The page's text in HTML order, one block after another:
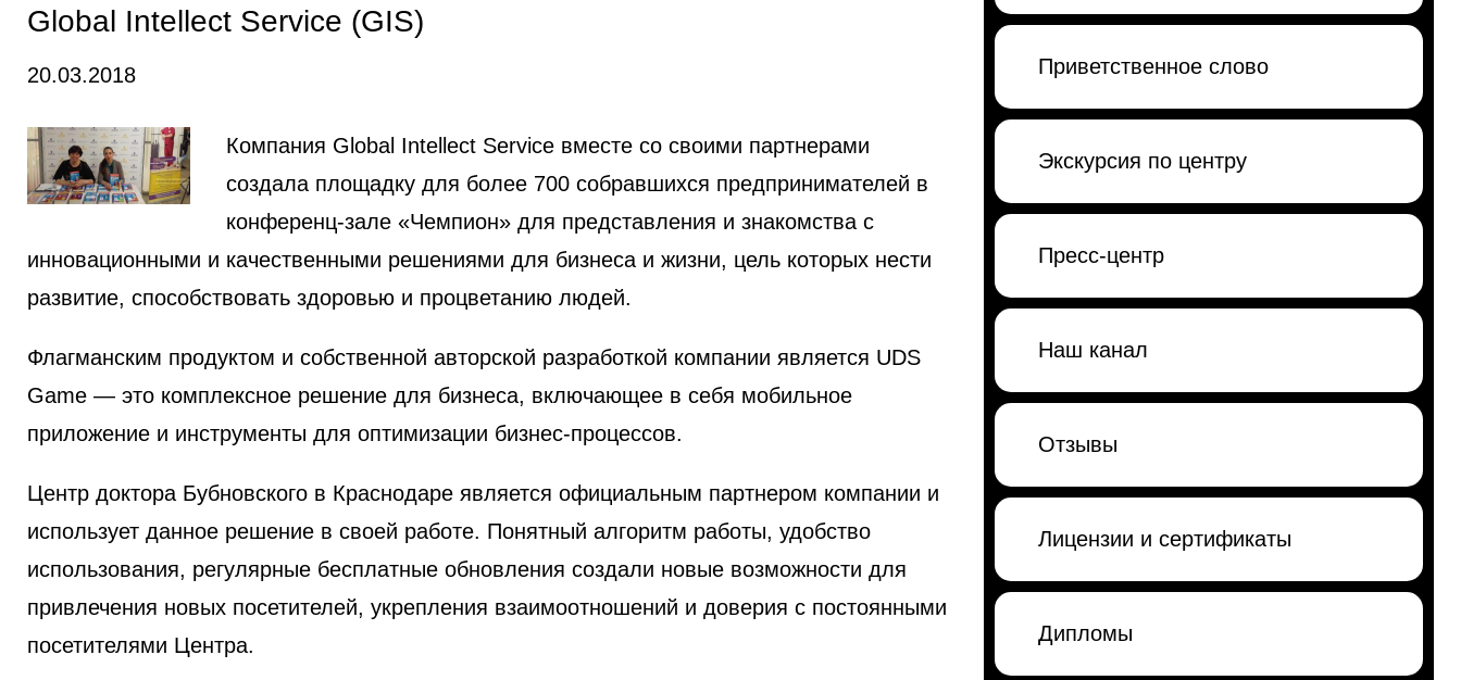
Приветственное слово
Экскурсия по центру
Пресс-центр
Наш канал
Отзывы
Лицензии и сертификаты
Дипломы
Global Intellect Service (GIS)
20.03.2018
Компания Global Intellect Service вместе со своими партнерами
создала площадку для более 700 собравшихся предпринимателей в
конференц-зале «Чемпион» для представления и знакомства с
инновационными и качественными решениями для бизнеса и жизни, цель которых нести
развитие, способствовать здоровью и процветанию людей.
Флагманским продуктом и собственной авторской разработкой компании является UDS
Game — это комплексное решение для бизнеса, включающее в себя мобильное
приложение и инструменты для оптимизации бизнес-процессов.
Центр доктора Бубновского в Краснодаре является официальным партнером компании и
использует данное решение в своей работе. Понятный алгоритм работы, удобство
использования, регулярные бесплатные обновления создали новые возможности для
привлечения новых посетителей, укрепления взаимоотношений и доверия с постоянными
посетителями Центра.